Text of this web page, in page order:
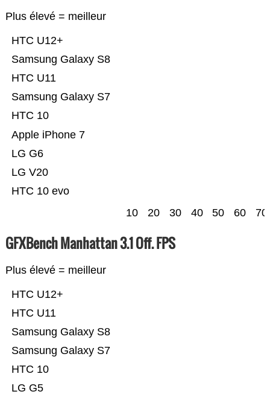
Plus élevé = meilleur
HTC 10 evo
LG V20
LG G6
Apple iPhone 7
HTC 10
Samsung Galaxy S7
HTC U11
Samsung Galaxy S8
HTC U12+
10 20 30 40 50 60 70
GFXBench Manhattan 3.1 Off. FPS
Plus élevé = meilleur
LG G5
HTC 10
Samsung Galaxy S7
Samsung Galaxy S8
HTC U11
HTC U12+